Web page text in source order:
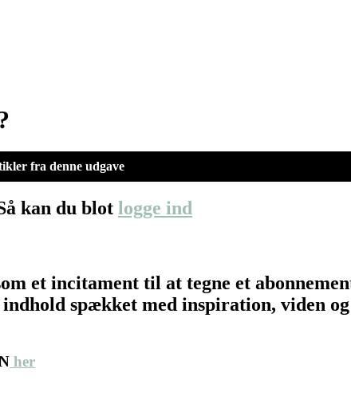
fra denne udgave
kan du blot logge ind
et incitament til at tegne et
spækket med inspiration, viden
her